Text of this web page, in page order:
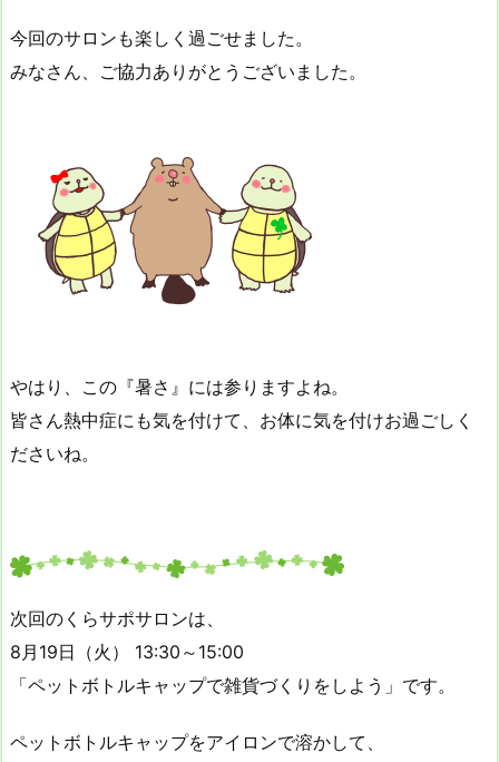
今回のサロンも楽しく過ごせました。
みなさん、ご協力ありがとうございました。
やはり、この『暑さ』には参りますよね。
皆さん熱中症にも気を付けて、お体に気を付けお過ごしく
ださいね。
次回のくらサポサロンは、
8月19日（火） 13:30～15:00
「ペットボトルキャップで雑貨づくりをしよう」です。
ペットボトルキャップをアイロンで溶かして、